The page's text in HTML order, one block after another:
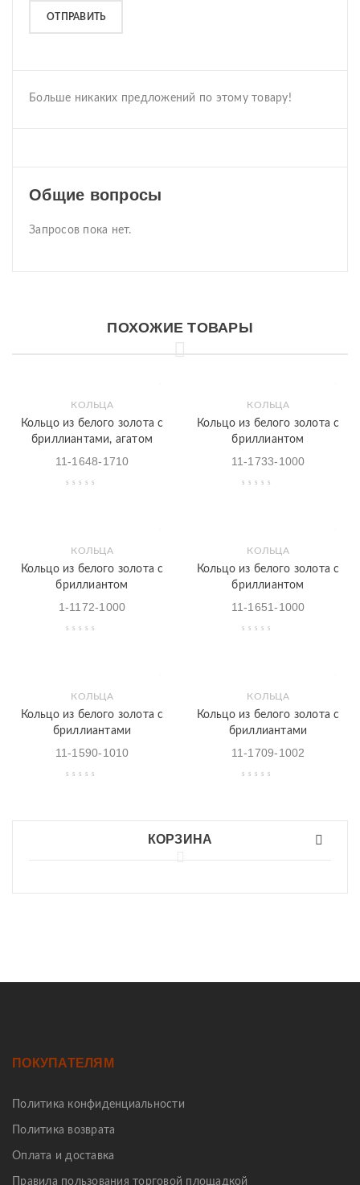
Больше никаких предложений по этому товару!
Общие вопросы
Запросов пока нет.
ПОХОЖИЕ ТОВАРЫ
КОЛЬЦА
Кольцо из белого золота с
бриллиантами, агатом
11-1648-1710
КОЛЬЦА
Кольцо из белого золота с
бриллиантом
11-1733-1000
КОЛЬЦА
Кольцо из белого золота с
бриллиантом
1-1172-1000
КОЛЬЦА
Кольцо из белого золота с
бриллиантом
11-1651-1000
КОЛЬЦА
Кольцо из белого золота с
бриллиантами
11-1590-1010
КОЛЬЦА
Кольцо из белого золота с
бриллиантами
11-1709-1002
КОРЗИНА
ПОКУПАТЕЛЯМ
Политика конфиденциальности
Политика возврата
Оплата и доставка
Правила пользования торговой площадкой